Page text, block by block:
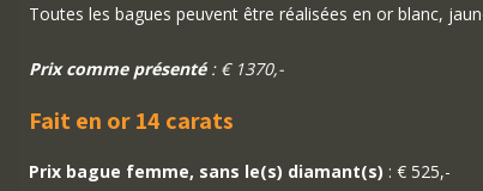
Toutes les bagues peuvent être réalisées en or blanc,
Prix comme présenté: € 1370,-
Fait en or 14 carats
Prix bague femme, sans le(s) diamant(s) : € 525,-